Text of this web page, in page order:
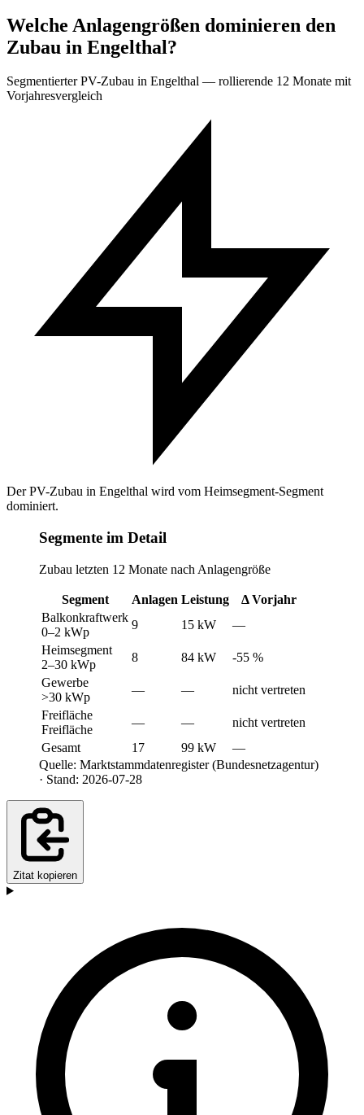
Welche Anlagengrößen dominieren den
Zubau in Engelthal?
Segmentierter PV-Zubau in Engelthal — rollierende 12 Monate mit
Vorjahresvergleich
Der PV-Zubau in Engelthal wird vom Heimsegment-Segment
dominiert.
Segmente im Detail
Zubau letzten 12 Monate nach Anlagengröße
Segment Anlagen Leistung
Δ Vorjahr
Balkonkraftwerk
0–2 kWp
9 15 kW
—
Heimsegment
2–30 kWp
8 84 kW
-55 %
Gewerbe
>30 kWp
— —
nicht vertreten
Freifläche
Freifläche
— —
nicht vertreten
Gesamt
17 99 kW
—
Quelle: Marktstammdatenregister (Bundesnetzagentur)
· Stand: 2026-07-28
Zitat kopieren